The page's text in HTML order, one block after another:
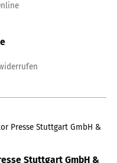
Presse Stuttgart GmbH &
Stuttgart GmbH &